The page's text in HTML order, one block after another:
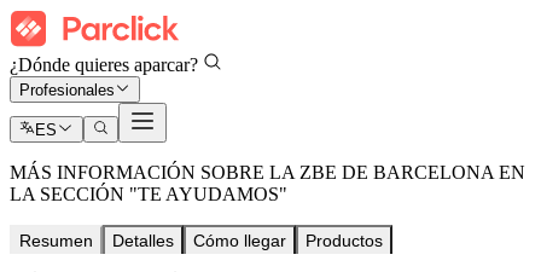
¿Dónde quieres aparcar?
Profesionales
ES
MÁS INFORMACIÓN SOBRE LA ZBE DE BARCELONA EN
LA SECCIÓN "TE AYUDAMOS"
Resumen Detalles Cómo llegar Productos